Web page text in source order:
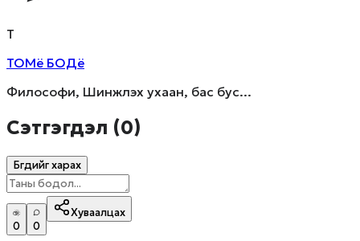
Т
ТОМё БОДё
Философи, Шинжлэх ухаан, бас бус...
Сэтгэгдэл (0)
Бүгдийг харах
0 0
Хуваалцах